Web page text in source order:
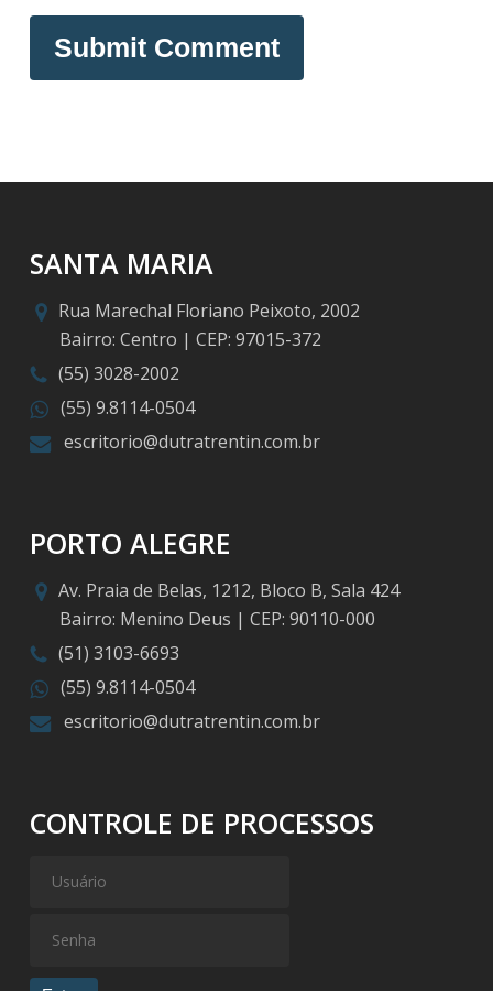
SANTA MARIA
Rua Marechal Floriano Peixoto, 2002
Bairro: Centro | CEP: 97015-372
(55) 3028-2002
(55) 9.8114-0504
escritorio@dutratrentin.com.br
PORTO ALEGRE
Av. Praia de Belas, 1212, Bloco B, Sala 424
Bairro: Menino Deus | CEP: 90110-000
(51) 3103-6693
(55) 9.8114-0504
escritorio@dutratrentin.com.br
CONTROLE DE PROCESSOS